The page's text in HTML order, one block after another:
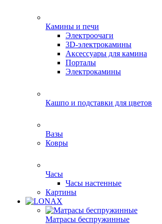
Камины и печи
Электроочаги
3D-электрокамины
Аксессуары для камина
Порталы
Электрокамины
Кашпо и подставки для цветов
Вазы
Ковры
Часы
Часы настенные
Картины
Матрасы беспружинные